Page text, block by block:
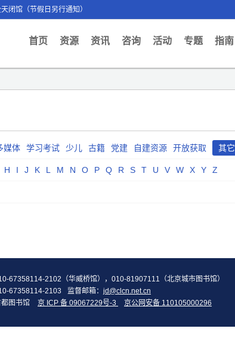
闭馆（节假日另行通知）
首页(current)
资源 资讯 咨询 活动 专题 指南
媒体 学习考试 少儿 古籍 党建 自建资源 开放获取 其它
H I J K L M N O P Q R S T U V W X Y Z
67358114-2102（华威桥馆），010-81907111（北京城市图书馆）
67358114-2103
监督邮箱： jd@clcn.net.cn
图书馆
京 ICP 备 09067229号-3 京公网安备 110105000296